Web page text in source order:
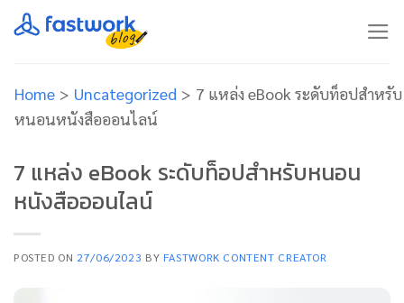
Skip
to
Home > Uncategorized > 7 แหล่ง eBook ระดับท็อปสำหรับ
หนอนหนังสือออนไลน์
7 แหล่ง eBook ระดับท็อปสำหรับหนอน
หนังสือออนไลน์
POSTED ON 27/06/2023 BY FASTWORK CONTENT CREATOR